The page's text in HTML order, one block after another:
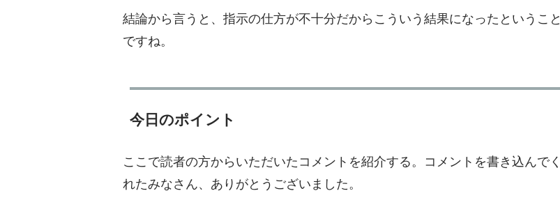
結論から言うと、指示の仕方が不十分だからこういう結果になったということ
ですね。
今日のポイント
ここで読者の方からいただいたコメントを紹介する。コメントを書き込んでく
れたみなさん、ありがとうございました。